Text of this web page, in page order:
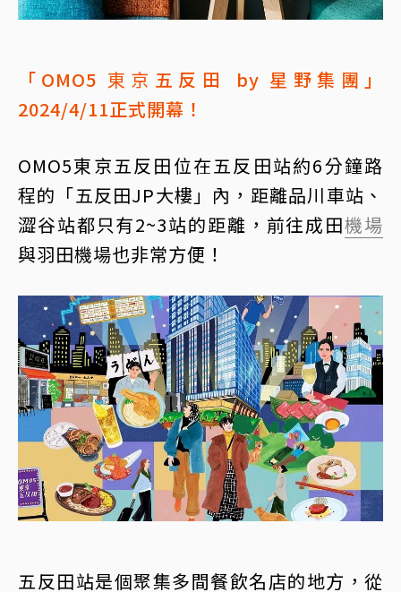
「OMO5 東京 五反田 by 星野集團」
2024/4/11正式開幕！
OMO5東京五反田位在五反田站約6分鐘路
程的「五反田JP大樓」內，距離品川車站、
澀谷站都只有2~3站的距離，前往成田機場
與羽田機場也非常方便！
五反田站是個聚集多間餐飲名店的地方，從